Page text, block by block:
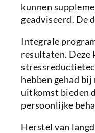
kunnen
geadviseerd. De
Integrale
resultaten. Deze
hebben gehad
uitkomst bieden
persoonlijke
Herstel van